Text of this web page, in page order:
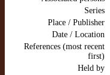
Series
Place / Publisher
Date / Location
References (most recent
first)
Held by